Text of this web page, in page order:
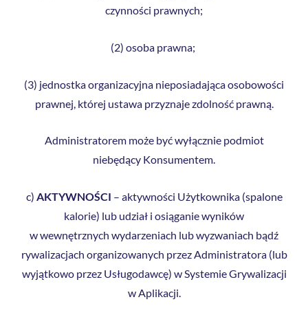
czynności prawnych;
(2) osoba prawna;
(3) jednostka organizacyjna nieposiadająca osobowości
prawnej, której ustawa przyznaje zdolność prawną.
Administratorem może być wyłącznie podmiot
niebędący Konsumentem.
c) AKTYWNOŚCI – aktywności Użytkownika (spalone
kalorie) lub udział i osiąganie wyników
w wewnętrznych wydarzeniach lub wyzwaniach bądź
rywalizacjach organizowanych przez Administratora (lub
wyjątkowo przez Usługodawcę) w Systemie Grywalizacji
w Aplikacji.